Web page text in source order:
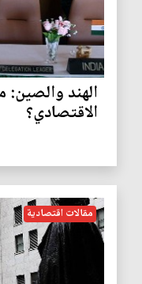
الهند
الاقتصادي؟
مقالات اقتصادية